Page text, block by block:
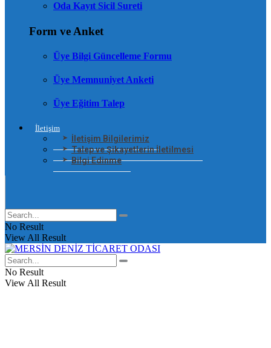
Oda Kayıt Sicil Sureti
Form ve Anket
Üye Bilgi Güncelleme Formu
Üye Memnuniyet Anketi
Üye Eğitim Talep
İletişim
İletişim Bilgilerimiz
Talep ve Şikayetlerin İletilmesi
Bilgi Edinme
No Result
View All Result
No Result
View All Result